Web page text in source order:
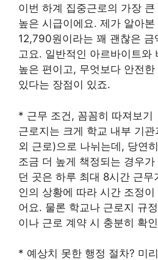
이번 하계 집중근로의 가장
높은 시급이에요. 제가 알아
12,790원이라는 꽤 괜찮은
고요. 일반적인 아르바이트와
높은 편이고, 무엇보다 안전
있다는 장점이 있죠.
* 근무 조건, 꼼꼼히 따져보기
근로지는 크게 학교 내부 기
외 근로)으로 나뉘는데, 당연
조금 더 높게 책정되는 경우
던 곳은 하루 최대 8시간 근무
인의 상황에 따라 시간 조정
어요. 물론 학교나 근로지 규
이나 근로 계약 시 충분히 확
* 예상치 못한 행정 절차? 미